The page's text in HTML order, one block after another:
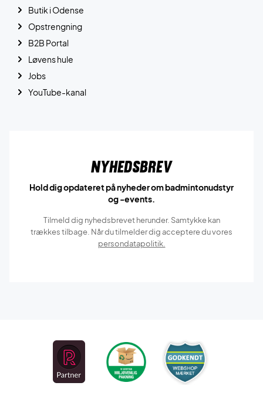
Butik i Odense
Opstrengning
B2B Portal
Løvens hule
Jobs
YouTube-kanal
Nyhedsbrev
Hold dig opdateret på nyheder om badmintonudstyr
og -events.
Tilmeld dig nyhedsbrevet herunder. Samtykke kan
trækkes tilbage. Når du tilmelder dig acceptere du vores
persondatapolitik.